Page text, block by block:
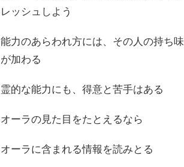
レッシュしよう
能力のあらわれ方には、その人の持ち味
が加わる
霊的な能力にも、得意と苦手はある
オーラの見た目をたとえるなら
オーラに含まれる情報を読みとる